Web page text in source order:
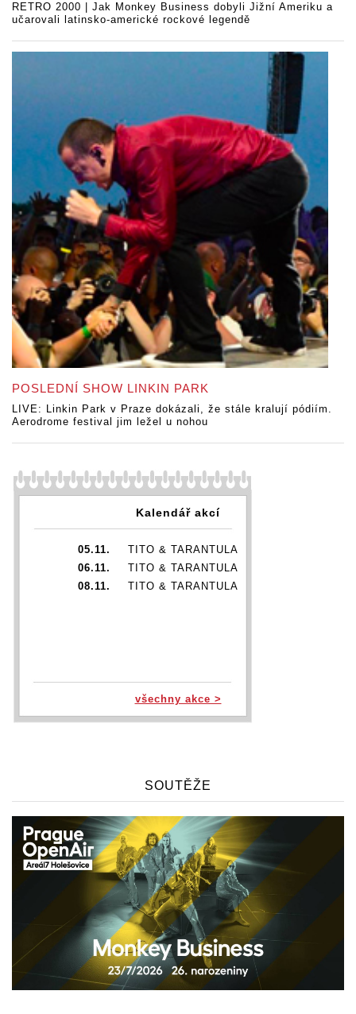
RETRO 2000 | Jak Monkey Business dobyli Jižní Ameriku a
učarovali latinsko-americké rockové legendě
POSLEDNÍ SHOW LINKIN PARK
LIVE: Linkin Park v Praze dokázali, že stále kralují pódiím.
Aerodrome festival jim ležel u nohou
Kalendář akcí
05.11.
TITO & TARANTULA
06.11.
TITO & TARANTULA
08.11.
TITO & TARANTULA
všechny akce >
SOUTĚŽE